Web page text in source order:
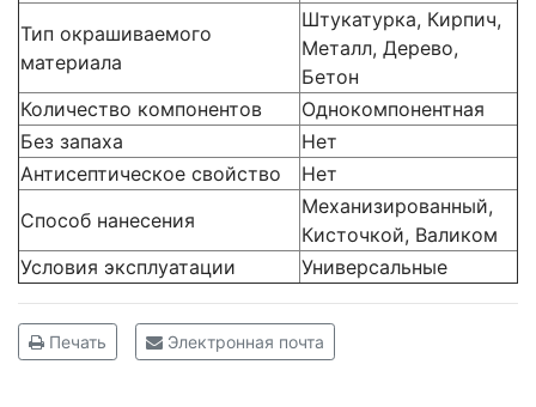
Тип окрашиваемого
материала
Штукатурка, Кирпич,
Металл, Дерево,
Бетон
Количество компонентов
Однокомпонентная
Без запаха
Нет
Антисептическое свойство
Нет
Способ нанесения
Механизированный,
Кисточкой, Валиком
Условия эксплуатации
Универсальные
Печать Электронная почта